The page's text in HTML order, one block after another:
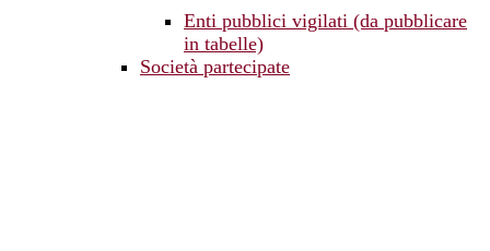
Enti pubblici vigilati (da pubblicare
in tabelle)
Società partecipate